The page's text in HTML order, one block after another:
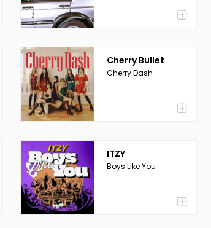
Cherry Bullet
Cherry Dash
ITZY
Boys Like You